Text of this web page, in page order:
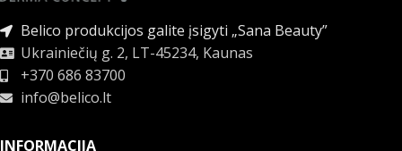
Belico produkcijos galite įsigyti „Sana Beauty”
Ukrainiečių g. 2, LT-45234, Kaunas
+370 686 83700
info@belico.lt
INFORMACIJA